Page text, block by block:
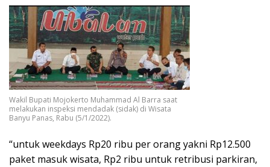
Wakil Bupati Mojokerto Muhammad Al Barra saat
melakukan inspeksi mendadak (sidak) di Wisata
Banyu Panas, Rabu (5/1/2022).
“untuk weekdays Rp20 ribu per orang yakni Rp12.500
paket masuk wisata, Rp2 ribu untuk retribusi parkiran,